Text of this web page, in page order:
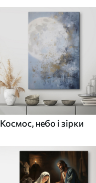
Космос, небо і зірки